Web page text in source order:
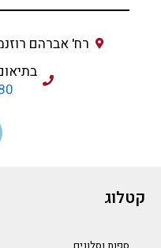
רח' אברהם
קטלוג
ספות וסלונים